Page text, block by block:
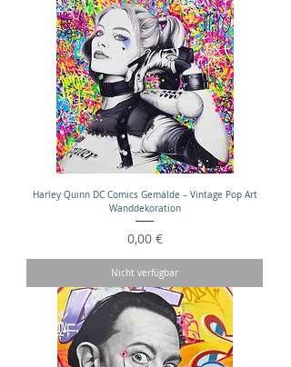
Harley Quinn DC Comics Gemälde – Vintage Pop Art
Wanddekoration
Preis
0,00 €
Nicht verfügbar